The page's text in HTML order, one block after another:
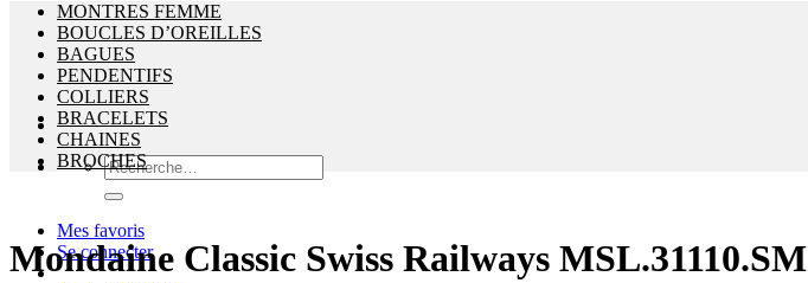
Recherche
pour :
Mes favoris
Se connecter
MONTRES FEMME
BOUCLES D’OREILLES
BAGUES
PENDENTIFS
COLLIERS
BRACELETS
CHAINES
BROCHES
Mondaine Classic Swiss Railways MSL.31110.SM